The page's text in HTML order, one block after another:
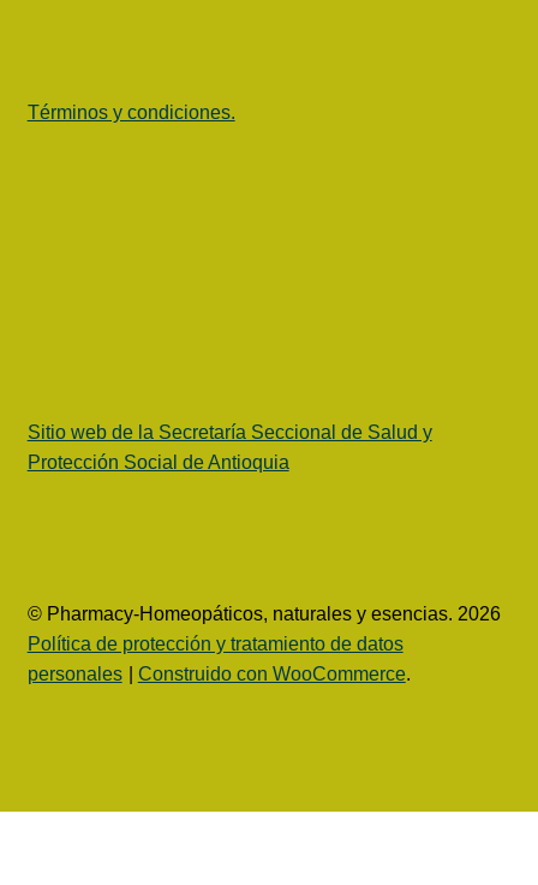
Términos y condiciones.
Sitio web de la Secretaría Seccional de Salud y
Protección Social de Antioquia
© Pharmacy-Homeopáticos, naturales y esencias. 2026
Política de protección y tratamiento de datos
personales
Construido con WooCommerce.